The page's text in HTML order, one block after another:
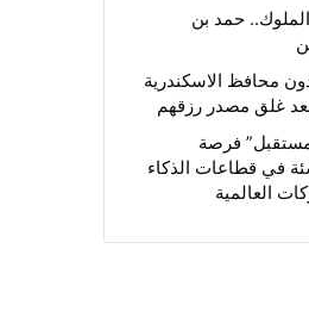
حمد بن
يناشدون محافظ الاسكندرية
غلق مصدر رزقهم
فرصة
في قطاعات الذكاء
العالمية